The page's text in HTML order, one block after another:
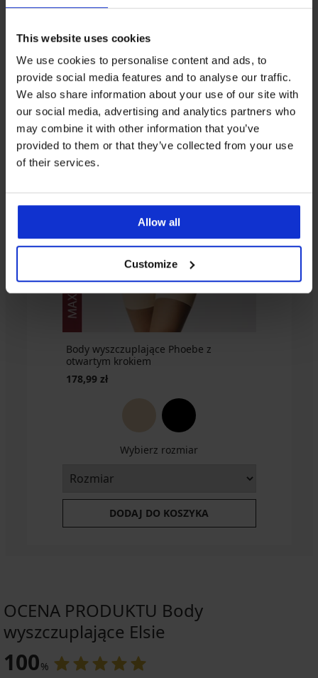
This website uses cookies
We use cookies to personalise content and ads, to
provide social media features and to analyse our traffic.
We also share information about your use of our site with
our social media, advertising and analytics partners who
may combine it with other information that you’ve
provided to them or that they’ve collected from your use
of their services.
Allow all
Customize
4,9
Body
wyszczuplające
Blasa
zł
5
Wyszczuplające
body
Sanremo
4,9
Body
wyszczuplające
Lora
165,99
4,8
Luksusowe
body
wyszczuplające
4,9
Damskie
body
wyszczuplające
Gala
beżowe
275,99
4,6
Damskie
body
wyszczuplające
Gala
275,99
zł
5
Body
wyszczuplające
Angie
Spacer
3D
4,8
Body
wyszczuplające
Stella
nogawkami
Body
wyszczuplające
Laser
Cut
Exclusive
4,7
Body
wyszczuplające
Rocia
133,99
zł
Body wyszczuplające Phoebe z
otwartym krokiem
178,99 zł
Wybierz rozmiar
DODAJ DO KOSZYKA
OCENA PRODUKTU Body
wyszczuplające Elsie
100%